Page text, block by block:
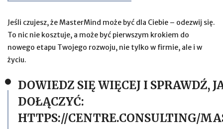
Jeśli czujesz, że MasterMind może być dla Ciebie – odezwij się.
To nic nie kosztuje, a może być pierwszym krokiem do
nowego etapu Twojego rozwoju, nie tylko w firmie, ale i w
życiu.
DOWIEDZ SIĘ WIĘCEJ I SPRAWDŹ,
DOŁĄCZYĆ:
HTTPS://CENTRE.CONSULTING/